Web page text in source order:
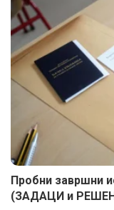
Пробни завршни
(ЗАДАЦИ и